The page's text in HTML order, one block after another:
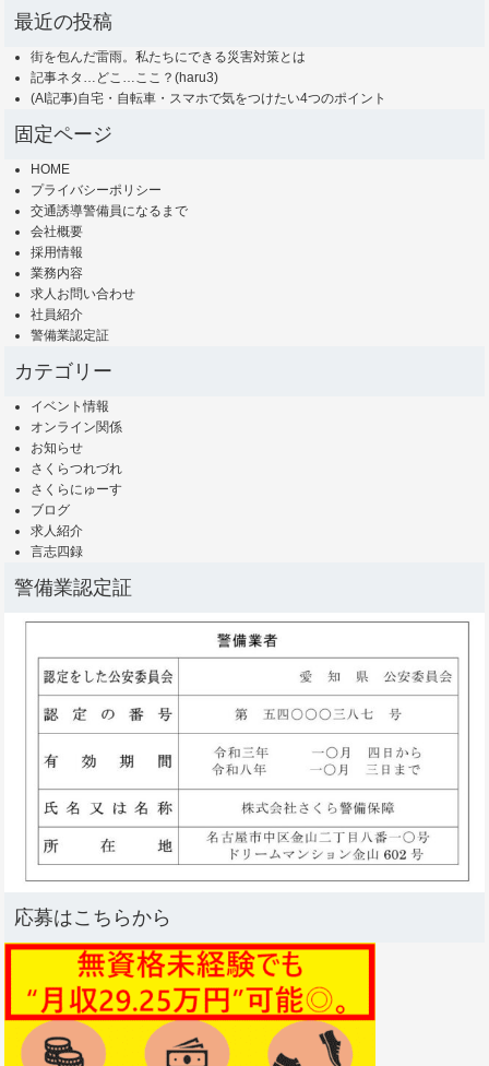
最近の投稿
街を包んだ雷雨。私たちにできる災害対策とは
記事ネタ…どこ…ここ？(haru3)
(AI記事)自宅・自転車・スマホで気をつけたい4つのポイント
固定ページ
HOME
プライバシーポリシー
交通誘導警備員になるまで
会社概要
採用情報
業務内容
求人お問い合わせ
社員紹介
警備業認定証
カテゴリー
イベント情報
オンライン関係
お知らせ
さくらつれづれ
さくらにゅーす
ブログ
求人紹介
言志四録
警備業認定証
応募はこちらから